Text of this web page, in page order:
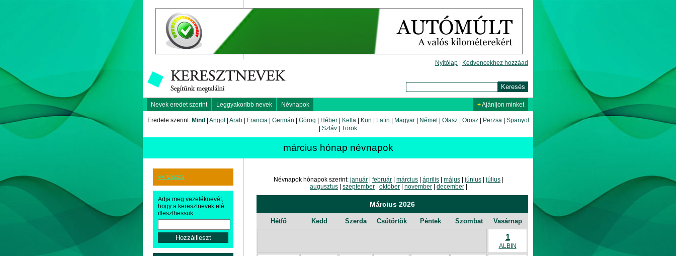
Nyitólap Kedvencekhez hozzáad
Nevek eredet szerint Leggyakoribb nevek Névnapok +Ajánljon minket
Eredete szerint: Mind Angol Arab| Francia| Germán Görög Héber| Kelta| Kun Latin Magyar| Német| Olasz| Orosz| Perzsa| Spanyol
Szláv Török
március hónap névnapok
<< Vissza
Adja meg vezetéknevét,
hogy a keresztnevek elé
illeszthessük:
Névnapok hónapok szerint: január február március április május június július
augusztus
szeptember október november december
Március 2026
Hétfő Kedd Szerda Csütörtök Péntek Szombat Vasárnap
1
ALBIN